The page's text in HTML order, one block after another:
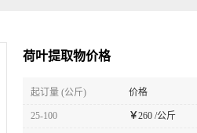
荷叶提取物价格
起订量 (公斤) 价格
25-100 ￥260 /公斤